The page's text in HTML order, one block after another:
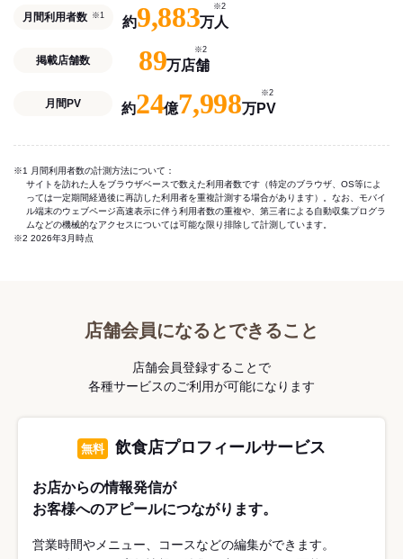
月間利用者数 ※1 約9,883万人
※2
掲載店舗数 89万店舗
※2
月間PV 約24億7,998万PV
※2
※1 月間利用者数の計測方法について：
サイトを訪れた人をブラウザベースで数えた利用者数です（特定のブラウザ、OS等によ
っては一定期間経過後に再訪した利用者を重複計測する場合があります）。なお、モバイ
ル端末のウェブページ高速表示に伴う利用者数の重複や、第三者による自動収集プログラ
ムなどの機械的なアクセスについては可能な限り排除して計測しています。
※2 2026年3月時点
店舗会員になるとできること
店舗会員登録することで
各種サービスのご利用が可能になります
無料 飲食店プロフィールサービス
お店からの情報発信が
お客様へのアピールにつながります。
営業時間やメニュー、コースなどの編集ができます。